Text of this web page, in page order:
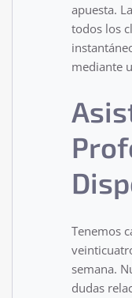
apuesta.
todos los
mediante
Tenemos
semana.
dudas